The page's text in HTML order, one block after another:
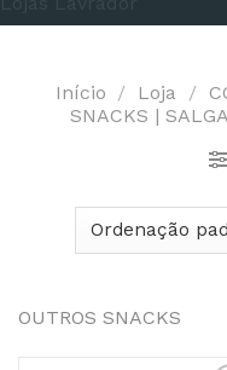
Início / Loja /
SNACKS |
OUTROS SNACKS